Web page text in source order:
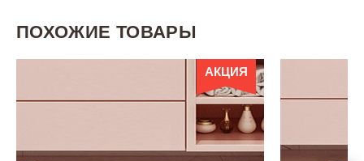
ПОХОЖИЕ ТОВАРЫ
АКЦИЯ